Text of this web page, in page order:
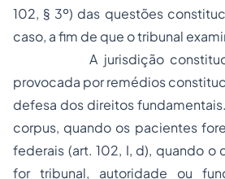
102, § 3º) das questões
caso, a fim de que o tribunal
A jurisdição
provocada por remédios
defesa dos direitos
corpus, quando os pacientes
federais (art. 102, I, d), quando o
for tribunal, autoridade ou